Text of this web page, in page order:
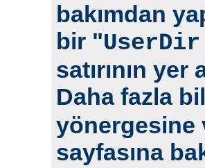
bakımdan
bir "
satırının yer
Daha fazla
yönergesine
sayfasına